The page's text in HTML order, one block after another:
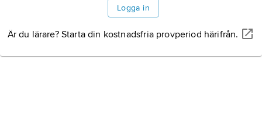
Logga in
Är du lärare? Starta din kostnadsfria provperiod härifrån.